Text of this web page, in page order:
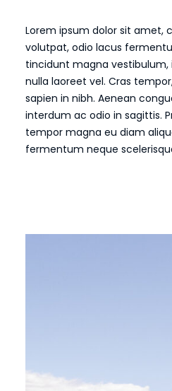
Lorem ipsum dolor sit amet,
volutpat, odio lacus
tincidunt magna vestibulum,
nulla laoreet vel. Cras
sapien in nibh. Aenean
interdum ac odio in sagittis.
tempor magna eu diam
fermentum neque